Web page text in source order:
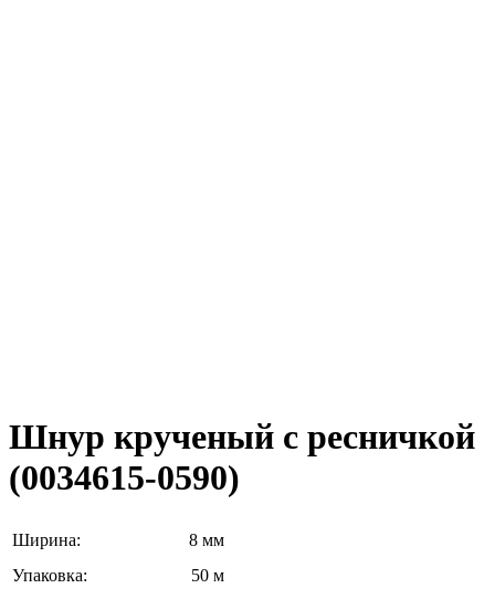
Шнур крученый с ресничкой
(0034615-0590)
Ширина:
8 мм
Упаковка:
50 м